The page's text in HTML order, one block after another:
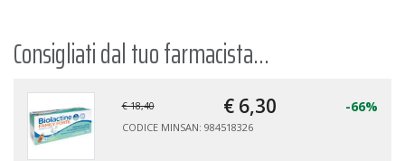
Consigliati dal tuo farmacista...
€ 18,40 € 6,30 -66%
CODICE MINSAN: 984518326